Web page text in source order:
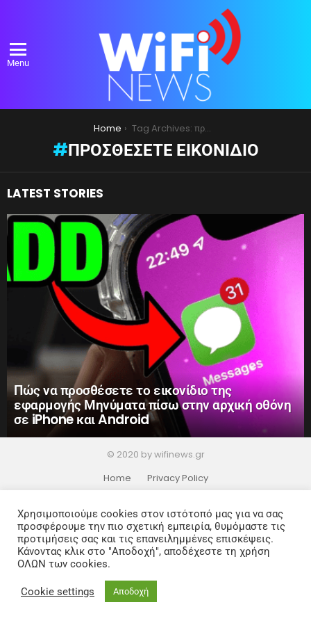
Menu
Home Tag Archives: προσθέσετε εικονίδιο
ΠΡΟΣΘΈΣΕΤΕ ΕΙΚΟΝΊΔΙΟ
LATEST STORIES
Πώς να προσθέσετε το εικονίδιο της
εφαρμογής Μηνύματα πίσω στην αρχική οθόνη
σε iPhone και Android
© 2020 by wifinews.gr
Home
Privacy Policy
Χρησιμοποιούμε cookies στον ιστότοπό μας για να σας
προσφέρουμε την πιο σχετική εμπειρία, θυμόμαστε τις
προτιμήσεις σας και τις επανειλημμένες επισκέψεις.
Κάνοντας κλικ στο "Αποδοχή", αποδέχεστε τη χρήση
ΟΛΩΝ των cookies.
Cookie settings Αποδοχή